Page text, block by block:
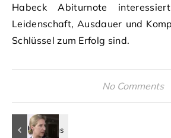
Habeck Abiturnote
Leidenschaft, Ausdauer und
Schlüssel zum Erfolg sind.
No Comments